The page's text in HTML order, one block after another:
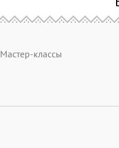
Мастер-классы